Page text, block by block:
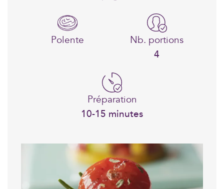
Polente Nb. portions
4
Préparation
10-15 minutes